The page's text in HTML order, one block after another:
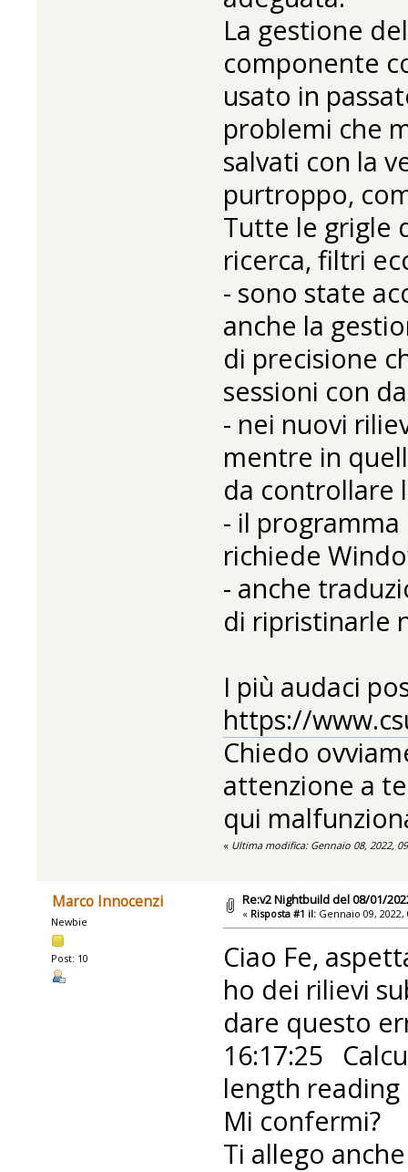
La gestione
componente
usato in
problemi che
salvati con la
purtroppo,
Tutte le grigle
ricerca, filtri
- sono state
anche la
di precisione
sessioni con
- nei nuovi
mentre in
da controllare
- il programma
richiede
- anche
di ripristinarle
I più audaci
https://
Chiedo
attenzione a
qui
« Ultima modifica: Gennaio 08, 2022,
Marco Innocenzi
Newbie
Post: 10
Re:v2 Nightbuild del 08/01/
« Risposta #1 il: Gennaio 09, 2022,
Ciao Fe,
ho dei rilievi
dare questo
16:17:25
length reading
Mi confermi?
Ti allego